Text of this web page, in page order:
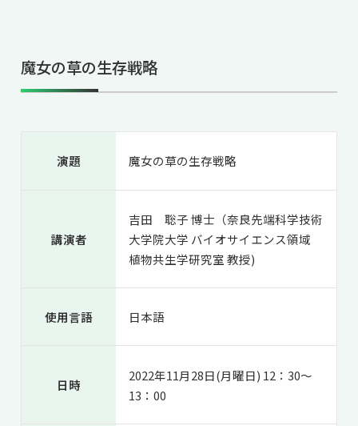
領域の概要・特色
領域賞の紹介
研究室一覧
共用機器・設備紹介
研究成果
教育TOP
国際バイオゼミナール
サマーキャンプ
UCDリトリート
UCDオンラインゼミナール
就職実績
卒業生の声
就職支援
入試情報
入試情報TOP
研究＆授業
イベント
アクセス
お問い
合わせ
領域棟
マップ
学内限定 ENGLISH
教職員の方へ
魔女の草の生存戦略
演題 魔女の草の生存戦略
講演者
吉田 聡子 博士（奈良先端科学技術
大学院大学 バイオサイエンス領域
植物共生学研究室 教授)
使用言語 日本語
日時
2022年11月28日(月曜日) 12：30～
13：00